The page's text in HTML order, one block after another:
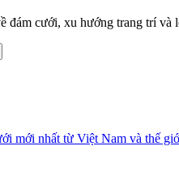
đám cưới, xu hướng trang trí
mới nhất từ Việt Nam và thế